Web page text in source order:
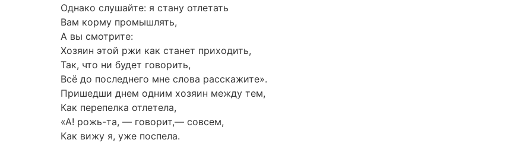
Однако слушайте: я стану отлетать
Вам корму промышлять,
А вы смотрите:
Хозяин этой ржи как станет приходить,
Так, что ни будет говорить,
Всё до последнего мне слова расскажите».
Пришедши днем одним хозяин между тем,
Как перепелка отлетела,
«А! рожь-та, — говорит,— совсем,
Как вижу я, уже поспела.